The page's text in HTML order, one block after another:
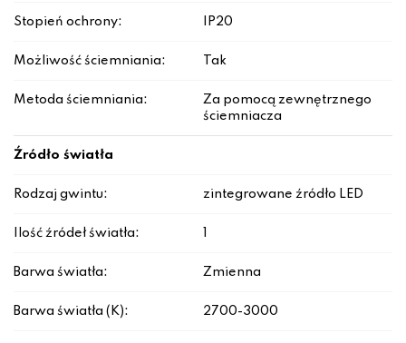
Stopień ochrony: IP20
Możliwość ściemniania: Tak
Metoda ściemniania:
Za pomocą zewnętrznego
ściemniacza
Źródło światła
Rodzaj gwintu: zintegrowane źródło LED
Ilość źródeł światła:
Barwa światła: Zmienna
Barwa światła (K): 2700-3000